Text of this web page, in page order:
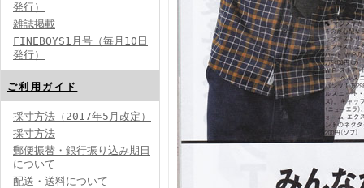
発行）
雑誌掲載
FINEBOYS1月号（毎月10日
発行）
ご利用ガイド
採寸方法（2017年5月改定）
採寸方法
郵便振替・銀行振り込み期日
について
配送・送料について